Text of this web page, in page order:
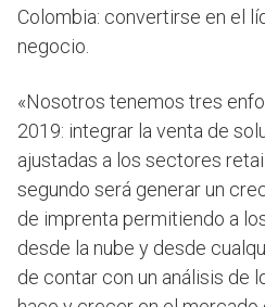
Colombia: convertirse en el
negocio.
«Nosotros tenemos tres
2019: integrar la venta de
ajustadas a los sectores
segundo será generar un
de imprenta permitiendo a
desde la nube y desde
de contar con un análisis de